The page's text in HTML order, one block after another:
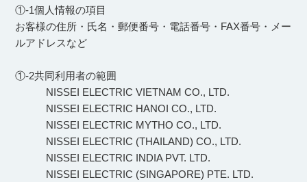
①-1個人情報の項目
お客様の住所・氏名・郵便番号・電話番号・FAX番号・メー
ルアドレスなど
①-2共同利用者の範囲
NISSEI ELECTRIC VIETNAM CO., LTD.
NISSEI ELECTRIC HANOI CO., LTD.
NISSEI ELECTRIC MYTHO CO., LTD.
NISSEI ELECTRIC (THAILAND) CO., LTD.
NISSEI ELECTRIC INDIA PVT. LTD.
NISSEI ELECTRIC (SINGAPORE) PTE. LTD.